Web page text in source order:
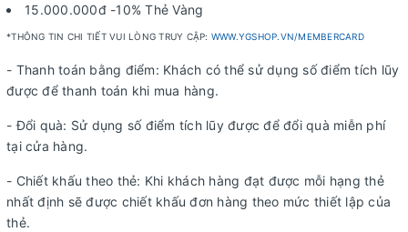
15.000.000đ -10% Thẻ Vàng
*THÔNG TIN CHI TIẾT VUI LÒNG TRUY CẬP: WWW.YGSHOP.VN/MEMBERCARD
- Thanh toán bằng điểm: Khách có thể sử dụng số điểm tích lũy
được để thanh toán khi mua hàng.
- Đổi quà: Sử dụng số điểm tích lũy được để đổi quà miễn phí
tại cửa hàng.
- Chiết khấu theo thẻ: Khi khách hàng đạt được mỗi hạng thẻ
nhất định sẽ được chiết khấu đơn hàng theo mức thiết lập của
thẻ.